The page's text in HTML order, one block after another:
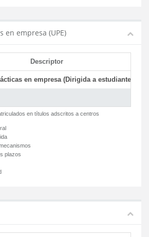
en empresa (UPE)
Descriptor
en empresa (Dirigida a estudiantes)
en títulos adscritos a centros
plazos